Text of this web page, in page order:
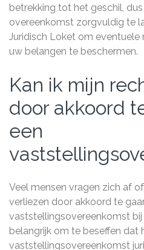
betrekking tot het geschil,
overeenkomst zorgvuldig te
Juridisch Loket om eventuele
uw belangen te beschermen.
Kan ik mijn
door akkoord
een
Veel mensen vragen zich af
verliezen door akkoord te
vaststellingsovereenkomst
belangrijk om te beseffen dat
vaststellingsovereenkomst